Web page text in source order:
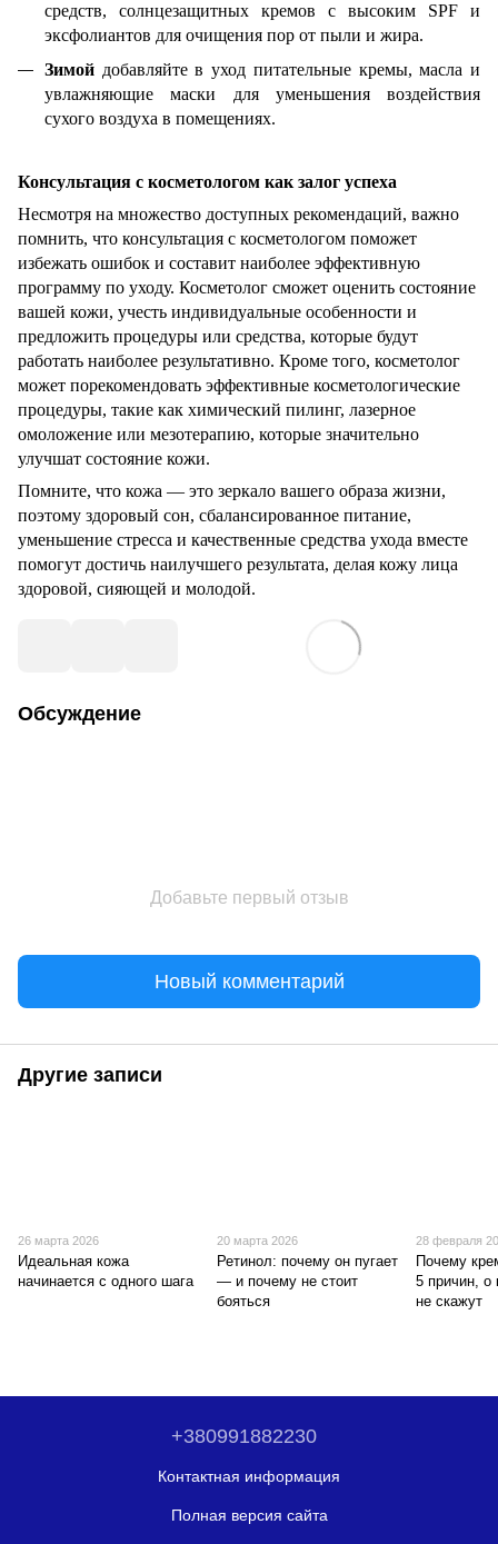
средств, солнцезащитных кремов с высоким SPF и
эксфолиантов для очищения пор от пыли и жира.
Зимой добавляйте в уход питательные кремы, масла и
увлажняющие маски для уменьшения воздействия
сухого воздуха в помещениях.
Консультация с косметологом как залог успеха
Несмотря на множество доступных рекомендаций, важно
помнить, что консультация с косметологом поможет
избежать ошибок и составит наиболее эффективную
программу по уходу. Косметолог сможет оценить состояние
вашей кожи, учесть индивидуальные особенности и
предложить процедуры или средства, которые будут
работать наиболее результативно. Кроме того, косметолог
может порекомендовать эффективные косметологические
процедуры, такие как химический пилинг, лазерное
омоложение или мезотерапию, которые значительно
улучшат состояние кожи.
Помните, что кожа — это зеркало вашего образа жизни,
поэтому здоровый сон, сбалансированное питание,
уменьшение стресса и качественные средства ухода вместе
помогут достичь наилучшего результата, делая кожу лица
здоровой, сияющей и молодой.
Обсуждение
Добавьте первый отзыв
Новый комментарий
Другие записи
26 марта 2026
Идеальная кожа
начинается с одного шага
20 марта 2026
Ретинол: почему он пугает
— и почему не стоит
бояться
28 февраля
Почему
5 причин, о
не скажут
+380991882230
Контактная информация
Полная версия сайта